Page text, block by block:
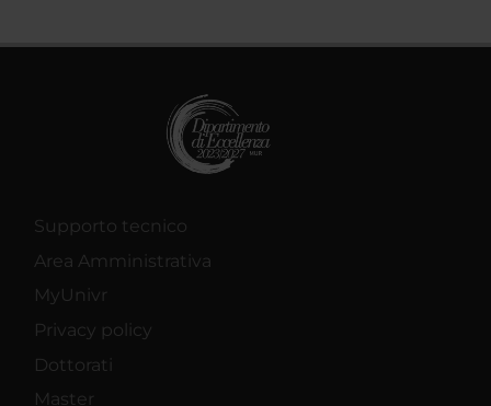
Supporto tecnico
Area Amministrativa
MyUnivr
Privacy policy
Dottorati
Master